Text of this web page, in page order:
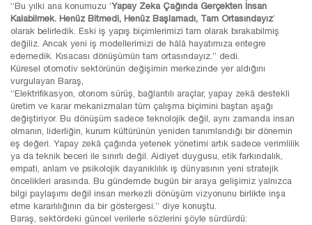
“Bu yılki ana konumuzu ‘Yapay Zeka Çağında Gerçekten İnsan
Kalabilmek. Henüz Bitmedi, Henüz Başlamadı, Tam Ortasındayız’
olarak belirledik. Eski iş yapış biçimlerimizi tam olarak bırakabilmiş
değiliz. Ancak yeni iş modellerimizi de hâlâ hayatımıza entegre
edemedik. Kısacası dönüşümün tam ortasındayız.” dedi.
Küresel otomotiv sektörünün değişimin merkezinde yer aldığını
vurgulayan Baraş,
“Elektrifikasyon, otonom sürüş, bağlantılı araçlar, yapay zekâ destekli
üretim ve karar mekanizmaları tüm çalışma biçimini baştan aşağı
değiştiriyor. Bu dönüşüm sadece teknolojik değil, aynı zamanda insan
olmanın, liderliğin, kurum kültürünün yeniden tanımlandığı bir dönemin
eş değeri. Yapay zekâ çağında yetenek yönetimi artık sadece verimlilik
ya da teknik beceri ile sınırlı değil. Aidiyet duygusu, etik farkındalık,
empati, anlam ve psikolojik dayanıklılık iş dünyasının yeni stratejik
öncelikleri arasında. Bu gündemde bugün bir araya gelişimiz yalnızca
bilgi paylaşımı değil insan merkezli dönüşüm vizyonunu birlikte inşa
etme kararlılığının da bir göstergesi.” diye konuştu.
Baraş, sektördeki güncel verilerle sözlerini şöyle sürdürdü: